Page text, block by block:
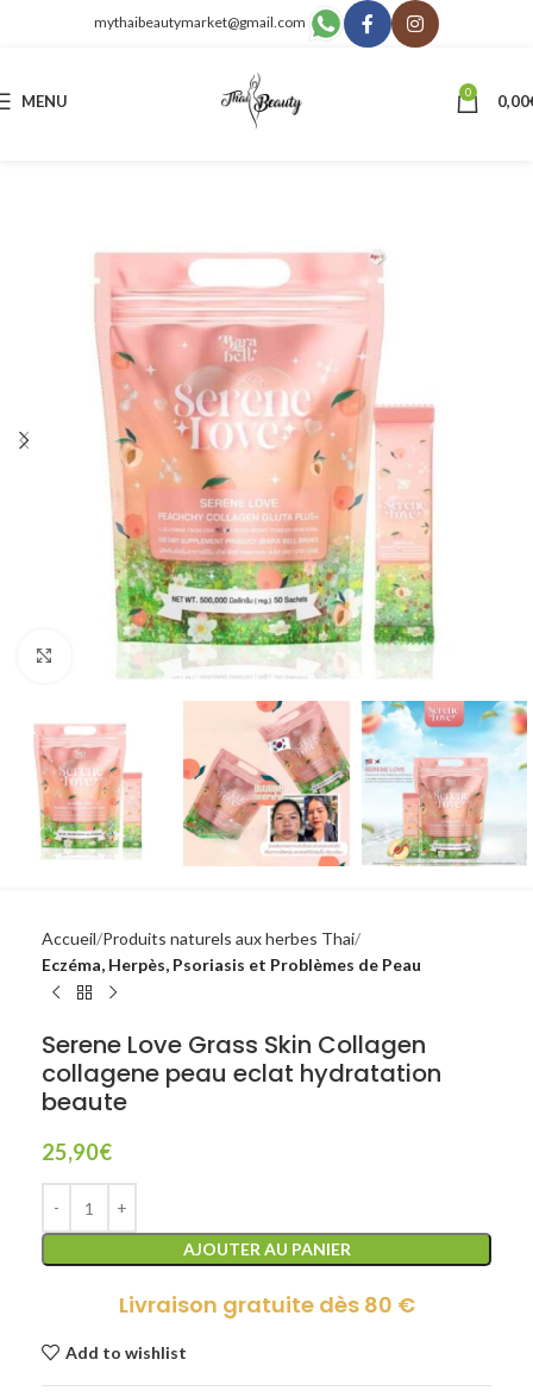
mythaibeautymarket@gmail.com
MENU 0 0,00
Click to enlarge
Accueil Produits naturels aux herbes Thai
Eczéma, Herpès, Psoriasis et Problèmes de Peau
Serene Love Grass Skin Collagen
collagene peau eclat hydratation
beaute
25,90€
AJOUTER AU PANIER
Livraison gratuite dès 80 €
Add to wishlist